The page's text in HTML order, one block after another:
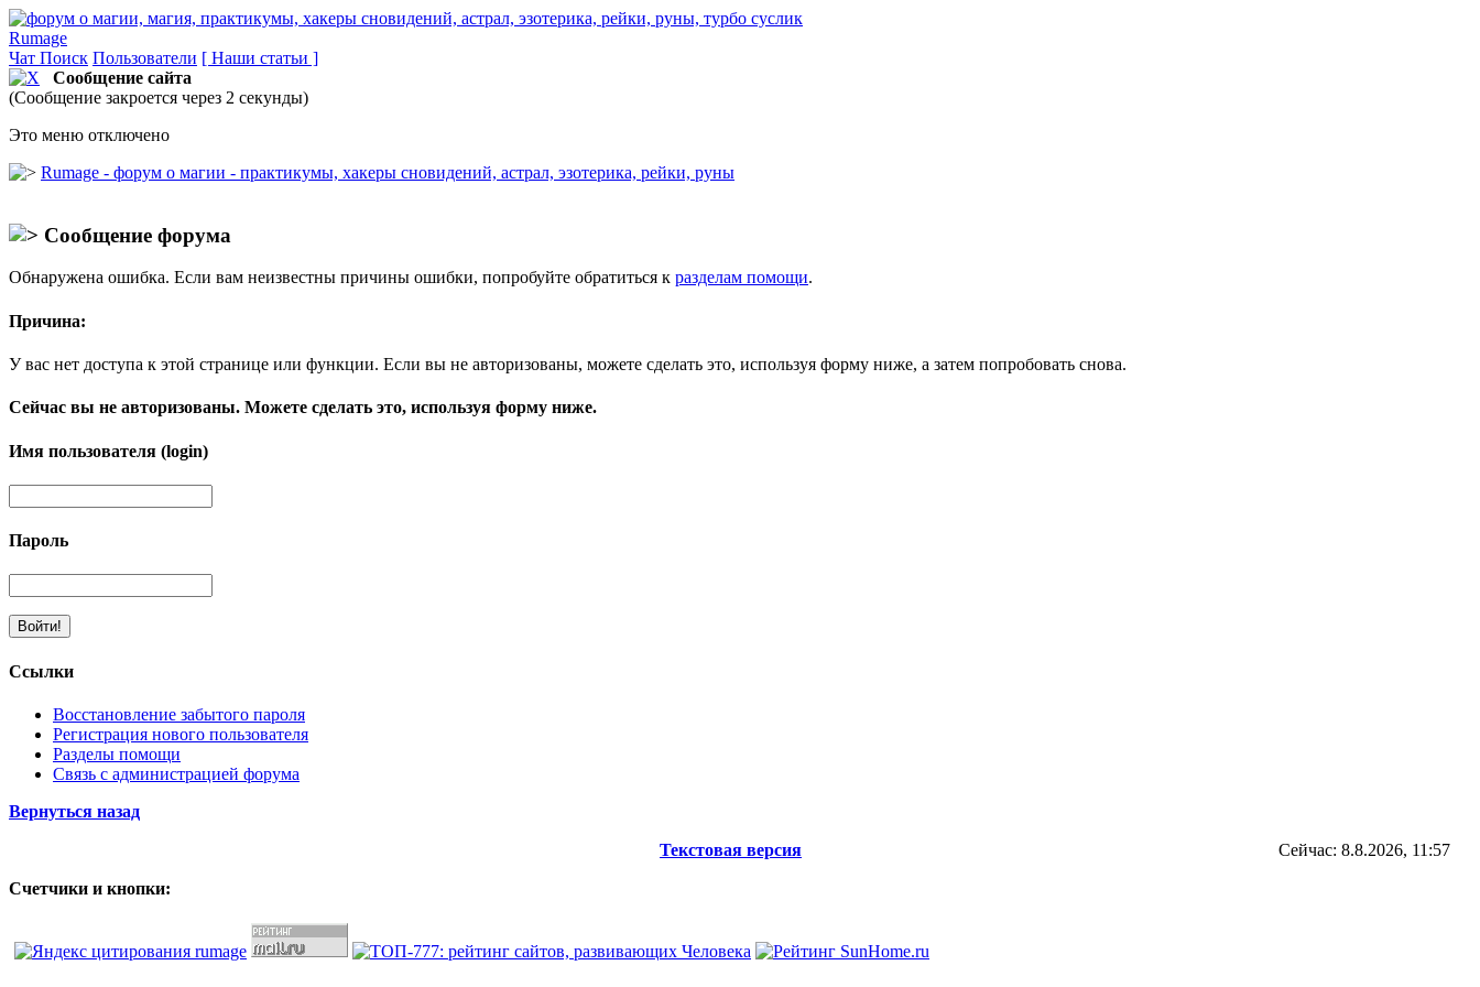
Rumage
Чат Поиск Пользователи [ Наши статьи ]
Сообщение сайта
(Сообщение закроется через 2 секунды)
Это меню отключено
Rumage - форум о магии - практикумы, хакеры сновидений, астрал, эзотерика, рейки, руны
Сообщение форума
Обнаружена ошибка. Если вам неизвестны причины ошибки, попробуйте обратиться к разделам помощи.
Причина:
У вас нет доступа к этой странице или функции. Если вы не авторизованы, можете сделать это, используя форму ниже, а затем попробовать снова.
Сейчас вы не авторизованы. Можете сделать это, используя форму ниже.
Имя пользователя (login)
Пароль
Ссылки
Восстановление забытого пароля
Регистрация нового пользователя
Разделы помощи
Связь с администрацией форума
Вернуться назад
Текстовая версия Сейчас: 8.8.2026, 11:57
Счетчики и кнопки: